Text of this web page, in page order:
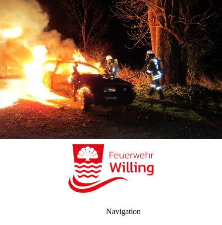
Navigation